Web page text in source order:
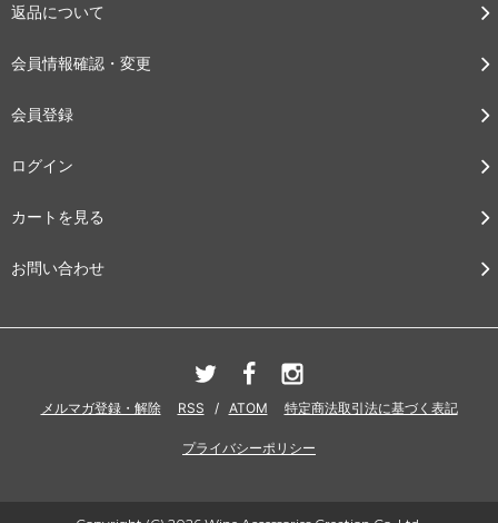
返品について
会員情報確認・変更
会員登録
ログイン
カートを見る
お問い合わせ
メルマガ登録・解除 RSS / ATOM 特定商法取引法に基づく表記
プライバシーポリシー